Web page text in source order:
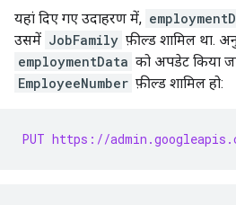
यहां दिए गए उदाहरण में,
उसमें JobFamily फ़ील्ड शामिल था.
employmentData को अपडेट किया
EmployeeNumber फ़ील्ड शामिल हो:
PUT https://